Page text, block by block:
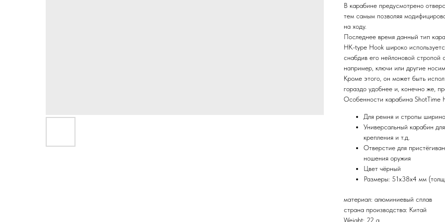
В карабине предусмотрено
тем самым позволяя
на ходу.
Последнее время данный тип
HK-type Hook широко
снабдив его нейлоновой стропой
например, ключи или другие
Кроме этого, он может быть
гораздо удобнее и, конечно же,
Особенности карабина ShotTime
Для ремня и стропы
Универсальный карабин
крепления и т.д.
Отверстие для
ношения оружия
Цвет чёрный
Размеры: 51x38x4 мм
материал: алюминиевый сплав
страна производства: Китай
Weight: 22 g